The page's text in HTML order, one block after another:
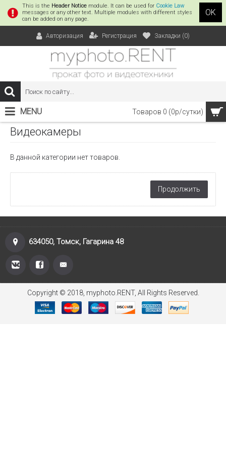
This is the Header Notice module. It can be used for Cookie Law
messages or any other text. Multiple modules with different styles
can be added on any page.
OK
Авторизация Регистрация Закладки (0)
Товаров 0 (0р/сутки)
MENU
Видеокамеры
В данной категории нет товаров.
Продолжить
634050, Томск, Гагарина 48
Copyright © 2018, myphoto.RENT, All Rights Reserved.